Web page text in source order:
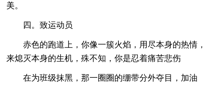
美。
四。致运动员
赤色的跑道上，你像一簇火焰，用尽本身的热情，
来熄灭本身的生机，殊不知，你是忍着痛苦悲伤
在为班级抹黑，那一圈圈的绷带分外夺目，加油